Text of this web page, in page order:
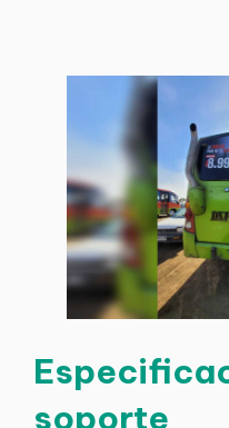
soporte